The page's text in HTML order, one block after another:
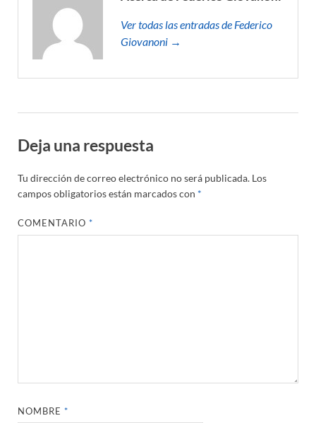
Ver todas las entradas de Federico
Giovanoni →
Deja una respuesta
Tu dirección de correo electrónico no será publicada. Los
campos obligatorios están marcados con *
COMENTARIO*
NOMBRE*